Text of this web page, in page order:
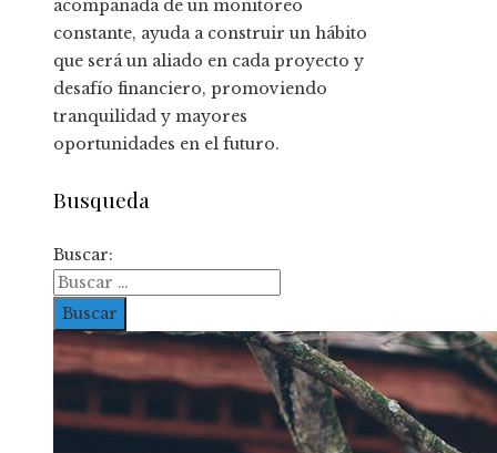
acompañada de un monitoreo
constante, ayuda a construir un hábito
que será un aliado en cada proyecto y
desafío financiero, promoviendo
tranquilidad y mayores
oportunidades en el futuro.
Busqueda
Buscar: